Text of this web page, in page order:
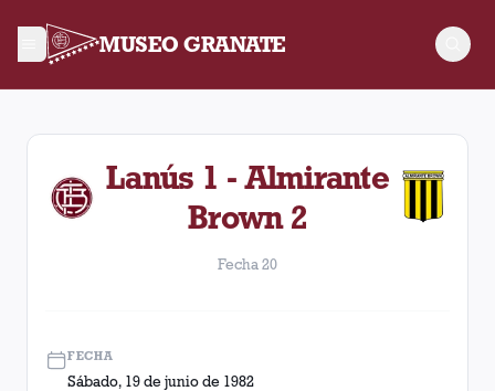
MUSEO GRANATE
Fecha 20. Partido entre Lanús y Almirante Brown
Lanús 1 - Almirante
Brown 2
Fecha 20
FECHA
Sábado, 19 de junio de 1982